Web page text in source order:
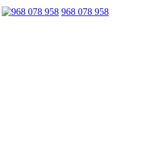
968 078 958